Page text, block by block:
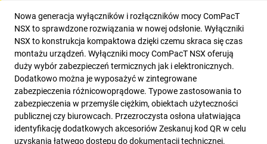
Nowa generacja wyłączników i rozłączników mocy ComPacT
NSX to sprawdzone rozwiązania w nowej odsłonie. Wyłączniki
NSX to konstrukcja kompaktowa dzięki czemu skraca się czas
montażu urządzeń. Wyłączniki mocy ComPacT NSX oferują
duży wybór zabezpieczeń termicznych jak i elektronicznych.
Dodatkowo można je wyposażyć w zintegrowane
zabezpieczenia różnicowoprądowe. Typowe zastosowania to
zabezpieczenia w przemyśle ciężkim, obiektach użyteczności
publicznej czy biurowcach. Przezroczysta osłona ułatwiająca
identyfikację dodatkowych akcesoriów Zeskanuj kod QR w celu
uzyskania łatwego dostępu do dokumentacji technicznej.